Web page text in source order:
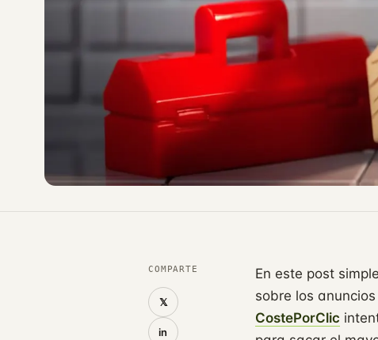
COMPARTE
𝕏
in
En este post
sobre los
CostePorClic